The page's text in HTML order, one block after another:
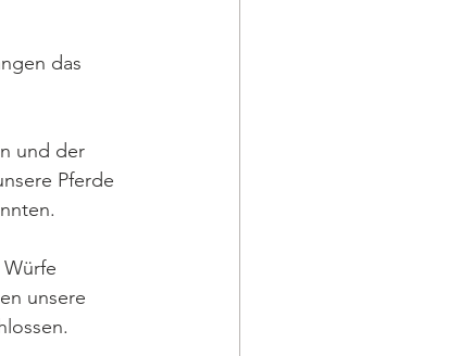
das
und der
Pferde
unsere